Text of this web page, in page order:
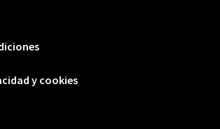
y cookies